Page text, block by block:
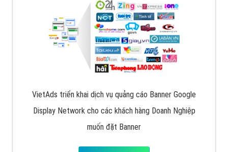
VietAds triển khai dịch vụ quảng cáo Banner Google
Display Network cho các khách hàng Doanh Nghiệp
muốn đặt Banner